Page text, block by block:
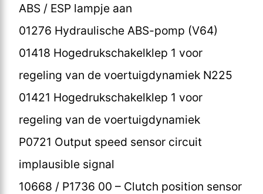
ABS / ESP lampje aan
01276 Hydraulische ABS-pomp (V64)
01418 Hogedrukschakelklep 1 voor
regeling van de voertuigdynamiek N225
01421 Hogedrukschakelklep 1 voor
regeling van de voertuigdynamiek
P0721 Output speed sensor circuit
implausible signal
10668 / P1736 00 – Clutch position sensor